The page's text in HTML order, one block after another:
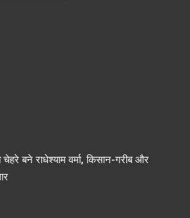
बने राधेश्याम वर्मा, किसान-गरीब और